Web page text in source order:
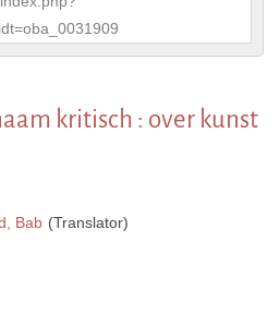
kritisch : over kunst
Bab (Translator)